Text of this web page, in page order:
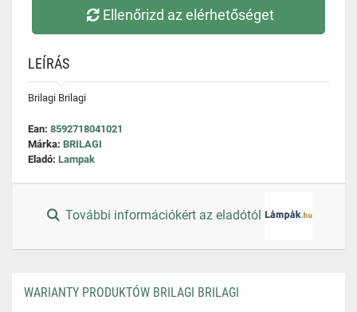
Ellenőrizd az elérhetőséget
LEÍRÁS
Brilagi Brilagi
Ean: 8592718041021
Márka: BRILAGI
Eladó: Lampak
További információkért az eladótól
WARIANTY PRODUKTÓW BRILAGI BRILAGI